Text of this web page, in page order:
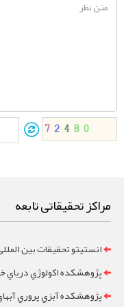
مراکز تحقیقاتی تابعه
انستیتو تحقیقات بین
پژوهشکده اکولوژي درياي
پژوهشکده آبزي پروري